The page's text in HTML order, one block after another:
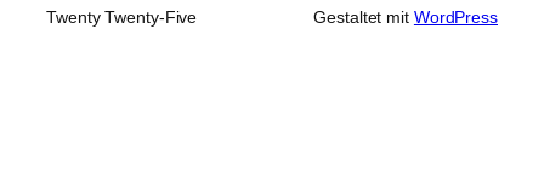
Twenty Twenty-Five Gestaltet mit WordPress